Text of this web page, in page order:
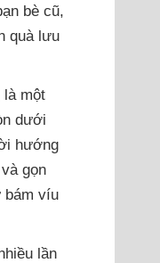
bè cũ,
quà lưu
là một
dưới
hướng
gọn
bám víu
lần